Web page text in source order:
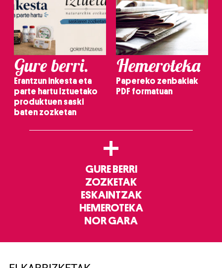
Gure berri.
Erantzun inkesta eta
parte hartu Iztuetako
produktuen saski
baten zozketan
Hemeroteka
Papereko zenbakiak
PDF formatuan
+
GURE BERRI
ZOZKETAK
ESKAINTZAK
HEMEROTEKA
NOR GARA